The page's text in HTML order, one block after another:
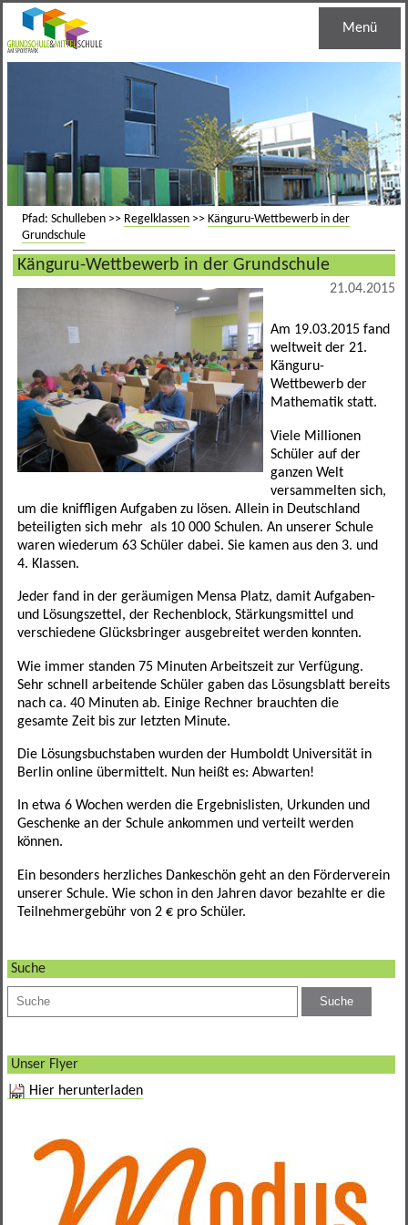
Menü
Unsere Schule
Schulleitung
Haustechnik
Jugendsozialarbeit
Schulsozialarbeit
Schulberatung
Berufseinstiegsbegleitung
Förderverein
Betreuungsmöglichkeiten
Awo-Hort
Mittagsbetreuung Freiraum
Tagesstätte St. Birgitta
Hort am Sportpark
Schulweghelfer
Schulsanitäter
Unser Schulhaus
weitere Mitarbeiter
Elternbeirat
Kollegium
Sekretariat
SMV
Verbindungslehrer
Schulleben
Regelklassen
Ganztagesklassen
Bandklassen
Leistungssportklassen
Arbeitsgemeinschaften
Leseförderung
Schulgarten
Schulfruchtprogramm
Ergebnisse Projektwoche
Grundschule
Schuleinschreibung
Lernentwicklungsgespräch
Lese- und Schreibentwicklung
Medienreferenzschule
SINUS
Ganztagsschule
Informationen
Übertritt
Regelklassen
Mittelschule
Bandklassen
Schulverbund
Ganztagesklassen
Leistungssportklassen
Regelklassen
Mögliche Abschlüsse
Informationen
Termine
Mensa
Speiseplan
Regeln
Datenschutz
Formulare
Elternbriefe
Wichtige Links und Adressen
Kontakt
Allgemein
Elternportal Grundschule
Elternportal Mittelschule
Kontaktformular
Schulweg
Impressum
Pfad: Schulleben >> Regelklassen >> Känguru-Wettbewerb in der
Grundschule
Känguru-Wettbewerb in der Grundschule
21.04.2015
Am 19.03.2015 fand
weltweit der 21.
Känguru-
Wettbewerb der
Mathematik statt.
Viele Millionen
Schüler auf der
ganzen Welt
versammelten sich,
um die kniffligen Aufgaben zu lösen. Allein in Deutschland
beteiligten sich mehr als 10 000 Schulen. An unserer Schule
waren wiederum 63 Schüler dabei. Sie kamen aus den 3. und
4. Klassen.
Jeder fand in der geräumigen Mensa Platz, damit Aufgaben-
und Lösungszettel, der Rechenblock, Stärkungsmittel und
verschiedene Glücksbringer ausgebreitet werden konnten.
Wie immer standen 75 Minuten Arbeitszeit zur Verfügung.
Sehr schnell arbeitende Schüler gaben das Lösungsblatt bereits
nach ca. 40 Minuten ab. Einige Rechner brauchten die
gesamte Zeit bis zur letzten Minute.
Die Lösungsbuchstaben wurden der Humboldt Universität in
Berlin online übermittelt. Nun heißt es: Abwarten!
In etwa 6 Wochen werden die Ergebnislisten, Urkunden und
Geschenke an der Schule ankommen und verteilt werden
können.
Ein besonders herzliches Dankeschön geht an den Förderverein
unserer Schule. Wie schon in den Jahren davor bezahlte er die
Teilnehmergebühr von 2 € pro Schüler.
Suche
Unser Flyer
Hier herunterladen